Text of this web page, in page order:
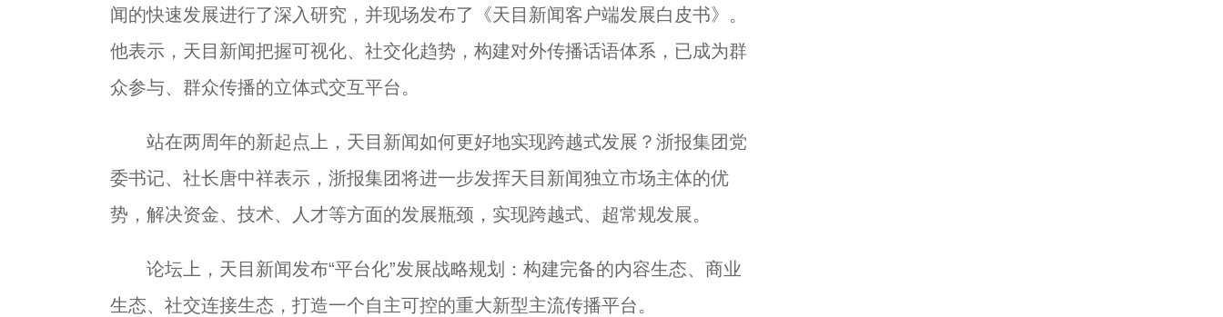
闻的快速发展进行了深入研究，并现场发布了《天目新闻客户端发展白皮书》。
他表示，天目新闻把握可视化、社交化趋势，构建对外传播话语体系，已成为群
众参与、群众传播的立体式交互平台。
站在两周年的新起点上，天目新闻如何更好地实现跨越式发展？浙报集团党
委书记、社长唐中祥表示，浙报集团将进一步发挥天目新闻独立市场主体的优
势，解决资金、技术、人才等方面的发展瓶颈，实现跨越式、超常规发展。
论坛上，天目新闻发布“平台化”发展战略规划：构建完备的内容生态、商业
生态、社交连接生态，打造一个自主可控的重大新型主流传播平台。